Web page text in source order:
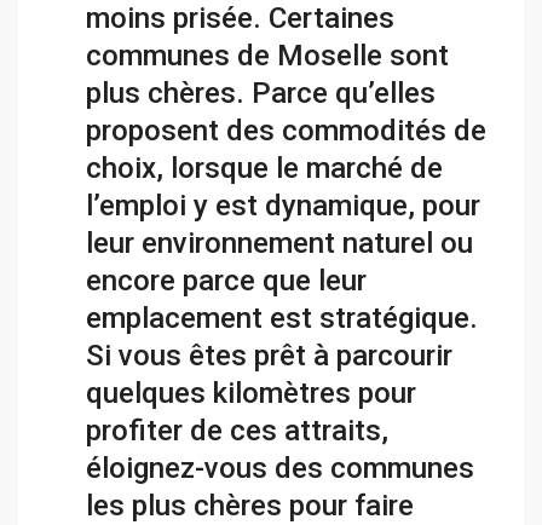
moins prisée. Certaines
communes de Moselle sont
plus chères. Parce qu’elles
proposent des commodités de
choix, lorsque le marché de
l’emploi y est dynamique, pour
leur environnement naturel ou
encore parce que leur
emplacement est stratégique.
Si vous êtes prêt à parcourir
quelques kilomètres pour
profiter de ces attraits,
éloignez-vous des communes
les plus chères pour faire